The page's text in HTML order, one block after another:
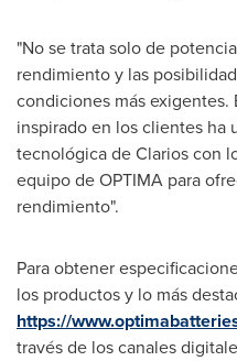
"No se trata solo de
rendimiento y las
condiciones más exigentes.
inspirado en los clientes ha
tecnológica de Clarios con
equipo de OPTIMA para
rendimiento".
Para obtener
los productos y lo más
https://
través de los canales